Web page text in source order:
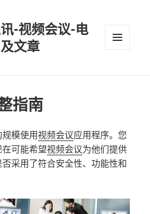
-视频会议-电
文章
指南
模使用视频会议应用程序。您
可能希望视频会议为他们提供
采用了符合安全性、功能性和